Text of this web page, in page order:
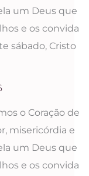
um Deus que
e os convida
sábado, Cristo
o Coração de
misericórdia e
um Deus que
e os convida